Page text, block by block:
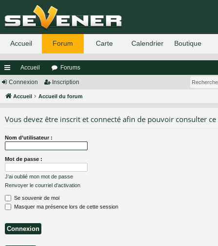
ac
co
s
Accueil Forums
Connexion Inscription
Accueil Accueil du forum
Vous devez être inscrit et connecté afin de pouvoir consulter
Nom d’utilisateur :
Mot de passe :
J’ai oublié mon mot de passe
Renvoyer le courriel d’activation
Se souvenir de moi
Masquer ma présence lors de cette session